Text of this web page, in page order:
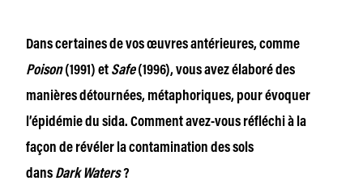
Dans certaines de vos œuvres antérieures, comme
Poison(1991) et Safe(1996), vous avez élaboré des
manières détournées, métaphoriques, pour évoquer
l’épidémie du sida. Comment avez-vous réfléchi à la
façon de révéler la contamination des sols
dans Dark Waters ?